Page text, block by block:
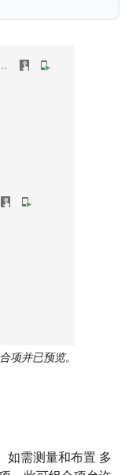
项并已预览。
如需测量和布置 多